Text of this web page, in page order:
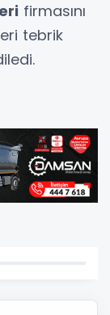
firmasını
tebrik